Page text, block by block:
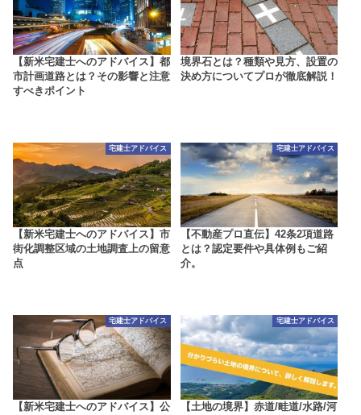
【新米宅建士へのアドバイス】都
市計画道路とは？その影響と注意
すべきポイント
境界石とは？種類や見方、設置の
決め方についてプロが徹底解説！
宅建士アドバイス
【新米宅建士へのアドバイス】市
街化調整区域の土地調査上の留意
点
宅建士アドバイス
【不動産プロ直伝】42条2項道路
とは？認定要件や具体例もご紹
介。
宅建士アドバイス
【新米宅建士へのアドバイス】公
宅建士アドバイス
【土地の境界】赤道/畦道/水路/河